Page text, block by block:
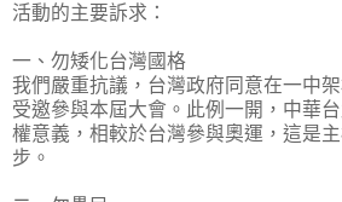
活動的主要訴求：
一、勿矮化台灣國格
我們嚴重抗議，台灣政府同意在一中
受邀參與本屆大會。此例一開，中華
權意義，相較於台灣參與奧運，這是
步。